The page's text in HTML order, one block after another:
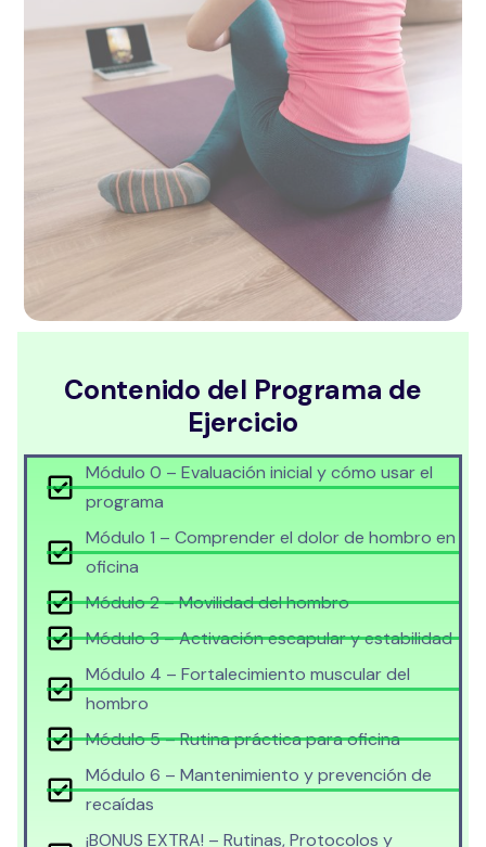
Contenido del Programa de
Ejercicio
Módulo 0 – Evaluación inicial y cómo usar el
programa
Módulo 1 – Comprender el dolor de hombro en
oficina
Módulo 2 – Movilidad del hombro
Módulo 3 – Activación escapular y estabilidad
Módulo 4 – Fortalecimiento muscular del
hombro
Módulo 5 – Rutina práctica para oficina
Módulo 6 – Mantenimiento y prevención de
recaídas
¡BONUS EXTRA! – Rutinas, Protocolos y